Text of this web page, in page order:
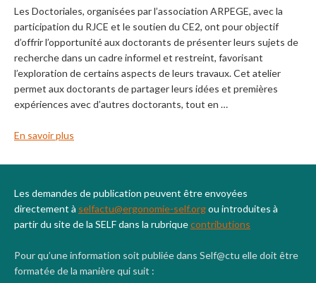
Les Doctoriales, organisées par l’association ARPEGE, avec la
participation du RJCE et le soutien du CE2, ont pour objectif
d’offrir l’opportunité aux doctorants de présenter leurs sujets de
recherche dans un cadre informel et restreint, favorisant
l’exploration de certains aspects de leurs travaux. Cet atelier
permet aux doctorants de partager leurs idées et premières
expériences avec d’autres doctorants, tout en …
En savoir plus
Les demandes de publication peuvent être envoyées
directement à selfactu@ergonomie-self.orgou introduites à
partir du site de la SELF dans la rubriquecontributions
Pour qu’une information soit publiée dans Self@ctu elle doit être
formatée de la manière qui suit :